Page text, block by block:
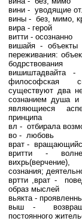
вини - уводящие
вины - без, мимо,
вира - герой
витти - осознанно
вишайя - объекты
переживания:
бодрствования
вишиштадвайта -
философская
существуют два
сознанием душа
являющиеся
принципа
вл - отбирала
во - любовь
врат -
вритти -
сознания;
вртти ,врат -
образ мыслей
вьякта -
выш -
постоянного